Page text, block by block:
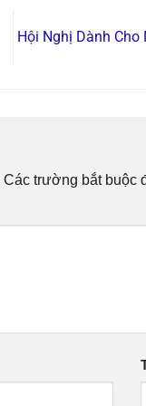
Hội Nghị Dành Cho
Các trường bắt buộc